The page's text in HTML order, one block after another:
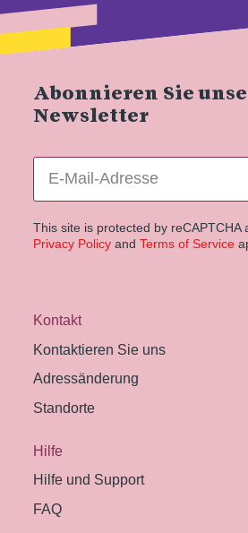
Abonnieren Sie
Newsletter
This site is protected by reCAPTCHA
Privacy Policyand Terms of Service
Kontakt
Kontaktieren Sie uns
Adressänderung
Standorte
Hilfe
Hilfe und Support
FAQ